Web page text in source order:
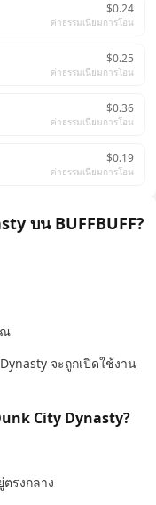
$0.24
ค่าธรรมเนียมการโอน
$0.25
ค่าธรรมเนียมการโอน
$0.36
ค่าธรรมเนียมการโอน
$0.19
ค่าธรรมเนียมการโอน
บน BUFFBUFF?
ณ
จะถูกเปิดใช้งาน
City Dynasty?
รงกลาง